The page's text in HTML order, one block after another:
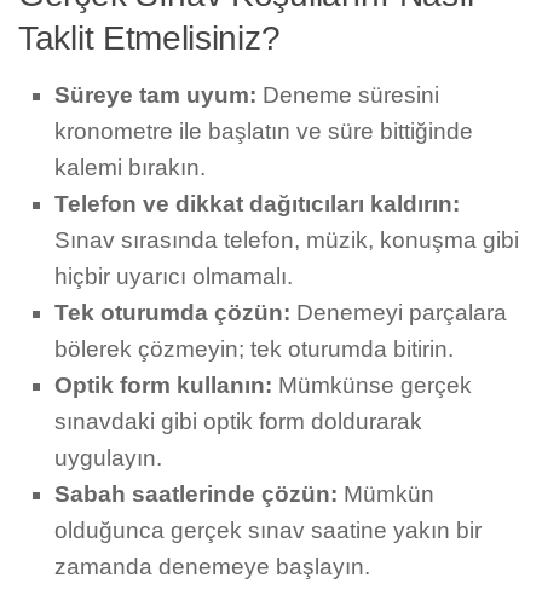
Taklit Etmelisiniz?
Süreye tam uyum: Deneme süresini
kronometre ile başlatın ve süre bittiğinde
kalemi bırakın.
Telefon ve dikkat dağıtıcıları kaldırın:
Sınav sırasında telefon, müzik, konuşma gibi
hiçbir uyarıcı olmamalı.
Tek oturumda çözün: Denemeyi parçalara
bölerek çözmeyin; tek oturumda bitirin.
Optik form kullanın: Mümkünse gerçek
sınavdaki gibi optik form doldurarak
uygulayın.
Sabah saatlerinde çözün: Mümkün
olduğunca gerçek sınav saatine yakın bir
zamanda denemeye başlayın.